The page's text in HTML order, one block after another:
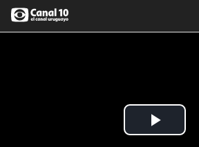
Play